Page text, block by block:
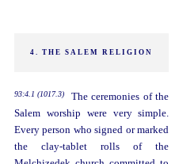
4. THE SALEM RELIGION
93:4.1 (1017.3)
The ceremonies of the
Salem worship were very simple.
Every person who signed or marked
the clay-tablet rolls of the